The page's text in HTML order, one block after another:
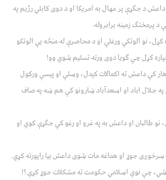
د جګړې پر مهال به امريکا او د دوی کابلي رژيم په
پرمختګ زمينه برابروله.
نو الوتکې ورغلې او د محاصرې له منځه يې الوتکو
خپاره کړل چې ګويا دوی ورته تسليم شوي وو!
کې داعش ته اکمالات کېدل، وسلې او پيسې ورکول
جلال اباد او اسعدآباد ښارونو کې هم ښه په صاف
طالبان او داعش به په غرو او رغو کې جګړې کوي او
جوړ او هماغه مات شوی داعش بيا راپورته کړي.
چې نوي اسلامي حکومت ته مشکلات جوړ کړي؟!